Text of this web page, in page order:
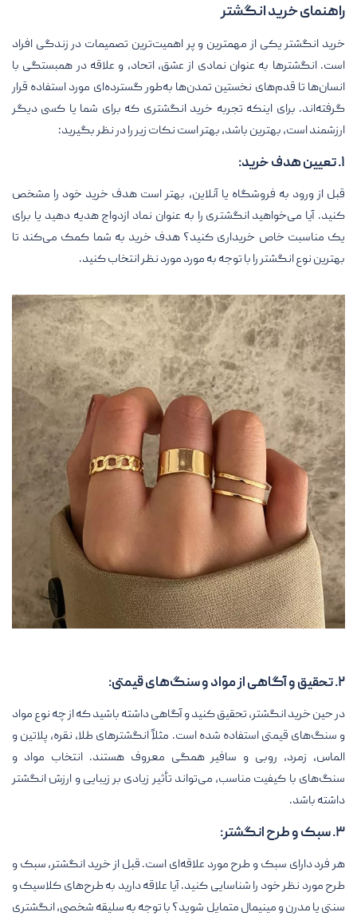
راهنمای خرید انگشتر
خرید انگشتر یکی از مهمترین و پر اهمیت‌ترین تصمیمات در زندگی افراد
است. انگشترها به عنوان نمادی از عشق، اتحاد، و علاقه در همبستگی با
انسان‌ها تا قدم‌های نخستین تمدن‌ها به‌طور گسترده‌ای مورد استفاده قرار
گرفته‌اند. برای اینکه تجربه خرید انگشتری که برای شما یا کسی دیگر
ارزشمند است، بهترین باشد، بهتر است نکات زیر را در نظر بگیرید:
۱. تعیین هدف خرید:
قبل از ورود به فروشگاه یا آنلاین، بهتر است هدف خرید خود را مشخص
کنید. آیا می‌خواهید انگشتری را به عنوان نماد ازدواج هدیه دهید یا برای
یک مناسبت خاص خریداری کنید؟ هدف خرید به شما کمک می‌کند تا
بهترین نوع انگشتر را با توجه به مورد مورد نظر انتخاب کنید.
۲. تحقیق و آگاهی از مواد و سنگ‌های قیمتی:
در حین خرید انگشتر، تحقیق کنید و آگاهی داشته باشید که از چه نوع مواد
و سنگ‌های قیمتی استفاده شده است. مثلاً انگشترهای طلا، نقره، پلاتین و
الماس، زمرد، روبی و سافیر همگی معروف هستند. انتخاب مواد و
سنگ‌های با کیفیت مناسب، می‌تواند تأثیر زیادی بر زیبایی و ارزش انگشتر
داشته باشد.
۳. سبک و طرح انگشتر:
هر فرد دارای سبک و طرح مورد علاقه‌ای است. قبل از خرید انگشتر، سبک و
طرح مورد نظر خود را شناسایی کنید. آیا علاقه دارید به طرح‌های کلاسیک و
سنتی یا مدرن و مینیمال متمایل شوید؟ با توجه به سلیقه شخصی، انگشتری